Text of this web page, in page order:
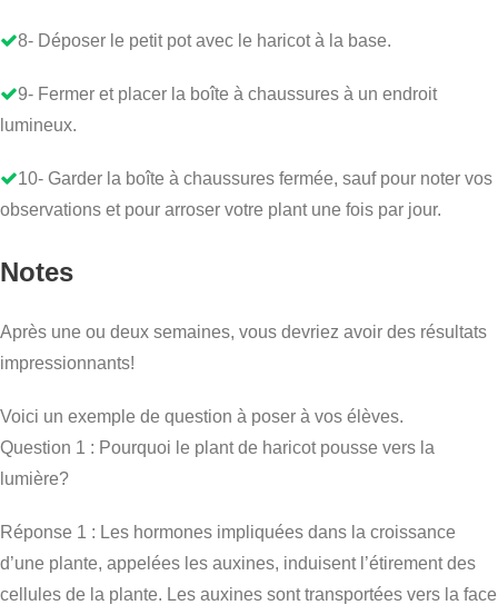
8- Déposer le petit pot avec le haricot à la base.
9- Fermer et placer la boîte à chaussures à un endroit
lumineux.
10- Garder la boîte à chaussures fermée, sauf pour noter vos
observations et pour arroser votre plant une fois par jour.
Notes
Après une ou deux semaines, vous devriez avoir des résultats
impressionnants!
Voici un exemple de question à poser à vos élèves.
Question 1 : Pourquoi le plant de haricot pousse vers la
lumière?
Réponse 1 : Les hormones impliquées dans la croissance
d’une plante, appelées les auxines, induisent l’étirement des
cellules de la plante. Les auxines sont transportées vers la face